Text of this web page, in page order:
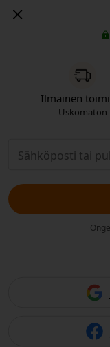
Ilmainen
Uskomaton